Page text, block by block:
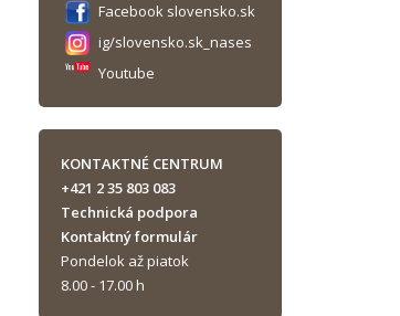
Facebook slovensko.sk
ig/slovensko.sk_nases
Youtube
KONTAKTNÉ CENTRUM
+421 2 35 803 083
Technická podpora
Kontaktný formulár
Pondelok až piatok
8.00 - 17.00 h